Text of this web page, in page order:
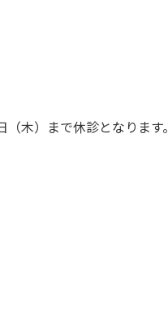
木）まで休診となります。